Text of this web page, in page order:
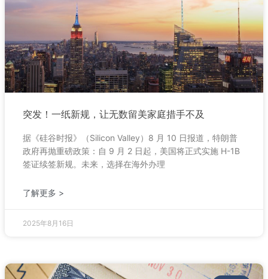
突发！一纸新规，让无数留美家庭措手不及
据《硅谷时报》（Silicon Valley）8 月 10 日报道，特朗普
政府再抛重磅政策：自 9 月 2 日起，美国将正式实施 H-1B
签证续签新规。未来，选择在海外办理
了解更多 >
2025年8月16日